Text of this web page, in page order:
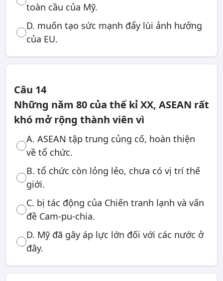
toàn cầu của Mỹ.
D. muốn tạo sức mạnh đẩy lùi ảnh hưởng
của EU.
Câu 14
Những năm 80 của thế kỉ XX, ASEAN rất
khó mở rộng thành viên vì
A. ASEAN tập trung củng cố, hoàn thiện
về tổ chức.
B. tổ chức còn lỏng lẻo, chưa có vị trí thế
giới.
C. bị tác động của Chiến tranh lạnh và vấn
đề Cam-pu-chia.
D. Mỹ đã gây áp lực lớn đối với các nước ở
đây.